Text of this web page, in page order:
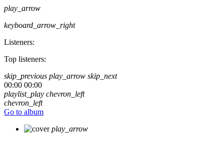
play_arrow
keyboard_arrow_right
Listeners:
Top listeners:
skip_previous play_arrow skip_next
00:00 00:00
playlist_play chevron_left
chevron_left
Go to album
play_arrow